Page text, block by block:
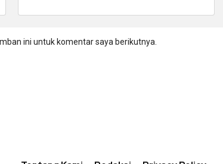
ini untuk komentar saya berikutnya.